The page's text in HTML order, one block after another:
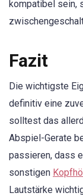
kompatibel sein,
Fazit
Die wichtigste
definitiv eine
solltest das
Abspiel-Gerate
passieren, dass
sonstigen
Lautstärke